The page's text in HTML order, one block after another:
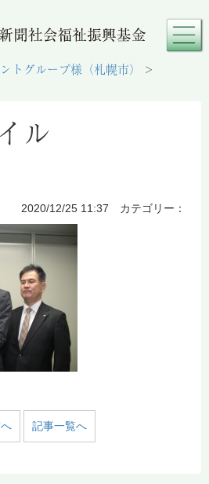
トグループ様（札幌市）
>
ル
2020/12/25 11:37 カテゴリー：
記事一覧へ